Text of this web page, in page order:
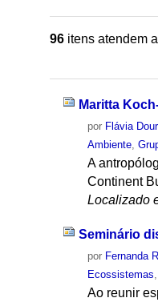
96 itens atendem
Maritta
por Flávia
Ambiente ,
A
Continent
Localizado
Seminário
por Fernanda
Ecossistemas
Ao reunir